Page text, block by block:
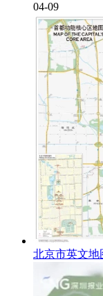
04-09
北京市英文地